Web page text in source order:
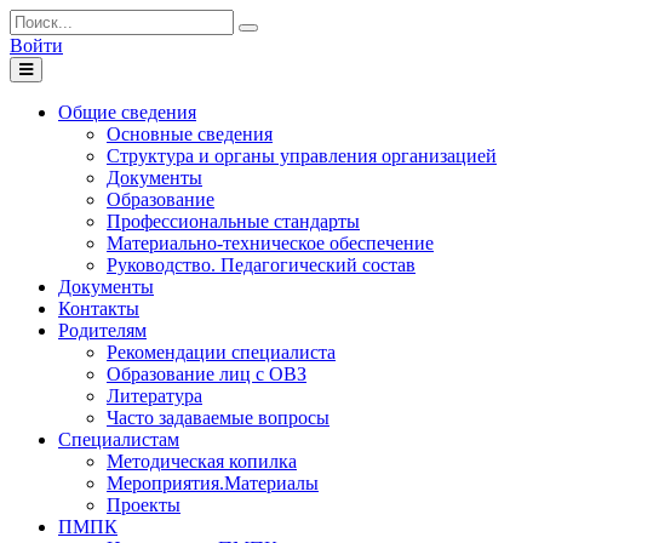
Войти
Toggle
navigation
Общие сведения
Основные сведения
Структура и органы управления организацией
Документы
Образование
Профессиональные стандарты
Материально-техническое обеспечение
Руководство. Педагогический состав
Документы
Контакты
Родителям
Рекомендации специалиста
Образование лиц с ОВЗ
Литература
Часто задаваемые вопросы
Специалистам
Методическая копилка
Мероприятия.Материалы
Проекты
ПМПК